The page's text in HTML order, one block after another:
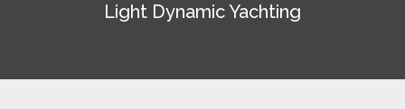
Light Dynamic Yachting